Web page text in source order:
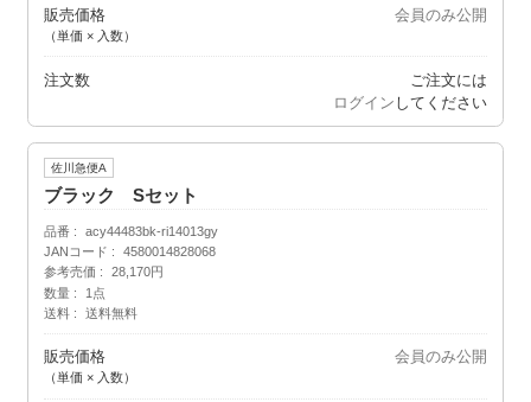
販売価格
（単価 × 入数）
会員のみ公開
注文数
ご注文には
ログイン してください
佐川急便A
ブラック Sセット
品番
acy44483bk-ri14013gy
JANコード
4580014828068
参考売価
28,170円
数量
1点
送料
送料無料
販売価格
（単価 × 入数）
会員のみ公開